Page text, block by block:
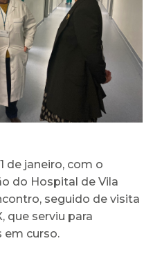
de janeiro, com o
do Hospital de Vila
seguido de visita
que serviu para
em curso.